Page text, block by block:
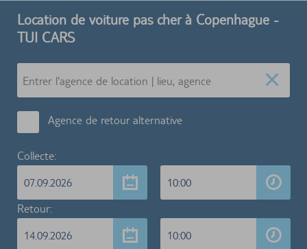
Location de voiture pas cher à Copenhague -
TUI CARS
Agence de retour alternative
Collecte:
07.09.2026
10:00
Retour:
14.09.2026
10:00